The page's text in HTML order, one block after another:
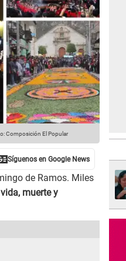
Composición El Popular
de Ramos. Miles
vida, muerte y